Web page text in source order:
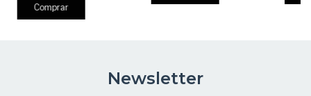
Comprar
Newsletter